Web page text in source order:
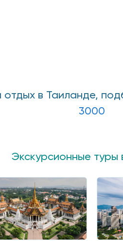
в Таиланде,
3000
Экскурсионные туры